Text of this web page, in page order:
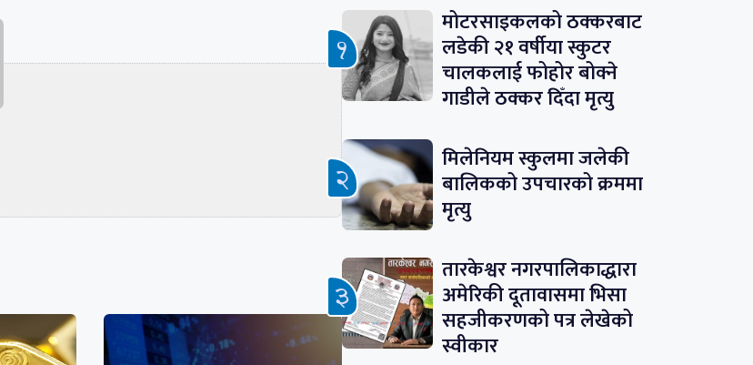
मोटरसाइकलको ठक्करबाट
लडेकी २१ वर्षीया स्कुटर
चालकलाई फोहोर बोक्ने
गाडीले ठक्कर दिँदा मृत्यु
मिलेनियम स्कुलमा जलेकी
बालिकको उपचारको क्रममा
मृत्यु
तारकेश्वर नगरपालिकाद्धारा
अमेरिकी दूतावासमा भिसा
सहजीकरणको पत्र लेखेको
स्वीकार